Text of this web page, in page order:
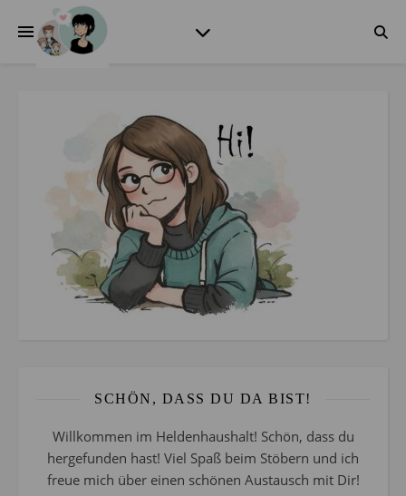
SCHÖN, DASS DU DA BIST!
Willkommen im Heldenhaushalt! Schön, dass du
hergefunden hast! Viel Spaß beim Stöbern und ich
freue mich über einen schönen Austausch mit Dir!